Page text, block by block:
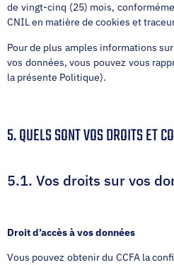
de vingt-cinq (25) mois,
CNIL en matière de cookies et
Pour de plus amples informations
vos données, vous pouvez vous
la présente Politique).
5. QUELS SONT VOS DROITS ET
5.1. Vos droits sur vos
Droit d’accès à vos données
Vous pouvez obtenir du CCFA la